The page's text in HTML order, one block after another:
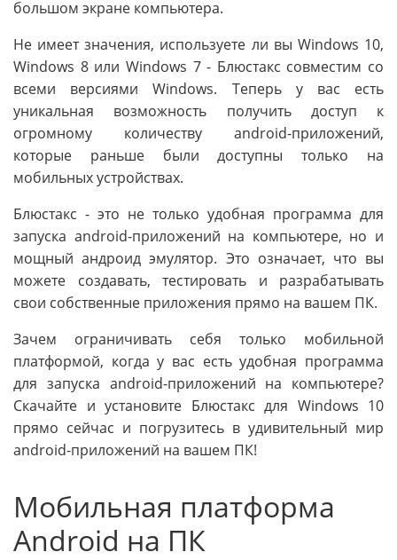
большом экране компьютера.
Не имеет значения, используете ли вы Windows 10,
Windows 8 или Windows 7 - Блюстакс совместим со
всеми версиями Windows. Теперь у вас есть
уникальная возможность получить доступ к
огромному количеству android-приложений,
которые раньше были доступны только на
мобильных устройствах.
Блюстакс - это не только удобная программа для
запуска android-приложений на компьютере, но и
мощный андроид эмулятор. Это означает, что вы
можете создавать, тестировать и разрабатывать
свои собственные приложения прямо на вашем ПК.
Зачем ограничивать себя только мобильной
платформой, когда у вас есть удобная программа
для запуска android-приложений на компьютере?
Скачайте и установите Блюстакс для Windows 10
прямо сейчас и погрузитесь в удивительный мир
android-приложений на вашем ПК!
Мобильная платформа
Android на ПК